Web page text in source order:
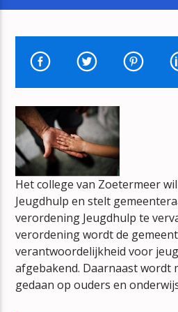
HUIDIG NUMMER
SO EASY (TO FALL IN LOVE)
OLIVIA DEAN
mz-radio
Het college van Zoetermeer
Jeugdhulp en stelt
verordening Jeugdhulp te
verordening wordt de
verantwoordelijkheid voor
afgebakend. Daarnaast wordt
gedaan op ouders en